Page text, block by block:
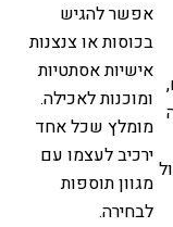
אפשר להגיש
בכוסות או צנצנות
אישיות אסתטיות
ומוכנות לאכילה.
מומלץ שכל אחד
ירכיב לעצמו עם
מגוון תוספות
לבחירה.